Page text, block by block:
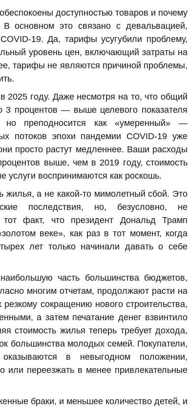
доступностью товаров и почему
основном это связано с девальвацией,
19. Да, тарифы усугубили проблему,
уровень цен, включающий затраты на
тарифы не являются причиной проблемы,
году. Даже несмотря на то, что общий
3 процентов — выше целевого показателя
но преподносится как «умеренный» —
потоков эпохи пандемии COVID-19 уже
просто растут медленнее. Ваши расходы
выше, чем в 2019 году, стоимость
услуги воспринимаются как роскошь.
жилья, а не какой-то мимолетный сбой. Это
последствия, но, безусловно, не
тот факт, что президент Дональд Трамп
веке», как раз в тот момент, когда
лет только начинали давать о себе
часть большинства бюджетов,
многим отчетам, продолжают расти на
сокращению нового строительства,
а затем печатание денег взвинтило
стоимость жилья теперь требует дохода,
большинства молодых семей. Покупатели,
в невыгодном положении,
или переезжать в менее привлекательные
браки, и меньшее количество детей, и